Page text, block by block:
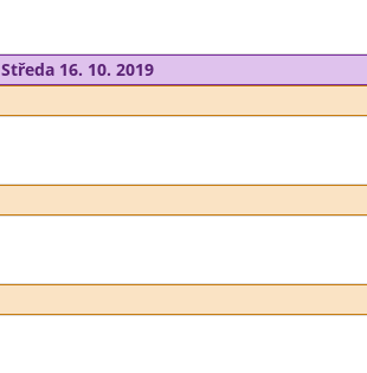
Středa 16. 10. 2019